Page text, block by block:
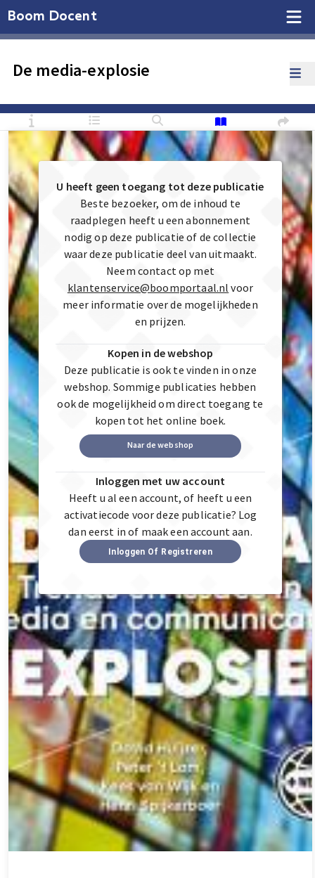
Boom Docent
De media-explosie
U heeft geen toegang tot deze publicatie
Beste bezoeker, om de inhoud te
raadplegen heeft u een abonnement
nodig op deze publicatie of de collectie
waar deze publicatie deel van uitmaakt.
Neem contact op met
klantenservice@boomportaal.nl voor
meer informatie over de mogelijkheden
en prijzen.
Kopen in de webshop
Deze publicatie is ook te vinden in onze
webshop. Sommige publicaties hebben
ook de mogelijkheid om direct toegang te
kopen tot het online boek.
Naar de webshop
Inloggen met uw account
Heeft u al een account, of heeft u een
activatiecode voor deze publicatie? Log
dan eerst in of maak een account aan.
Inloggen Of Registreren